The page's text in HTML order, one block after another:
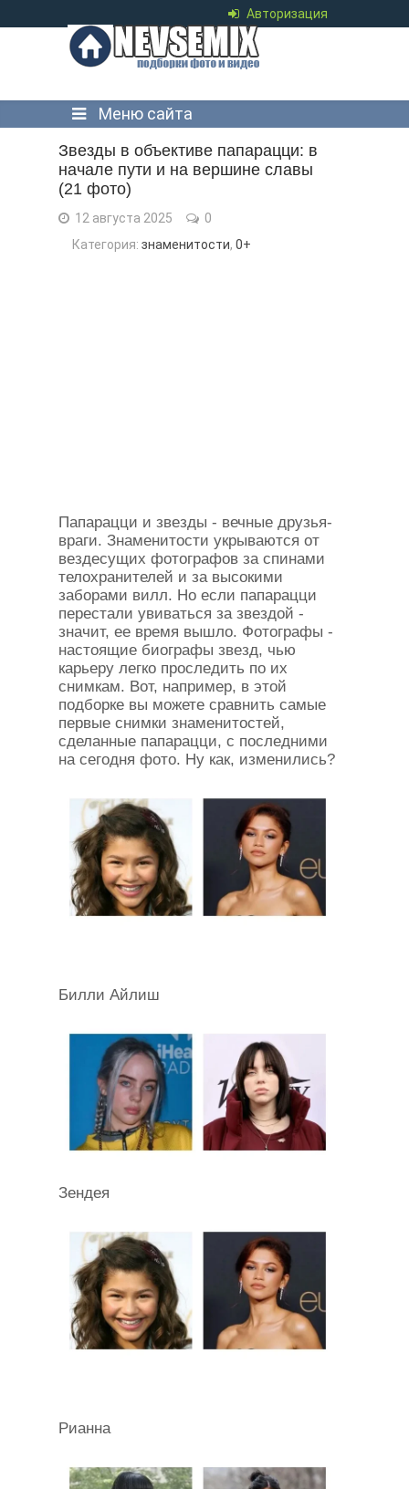
Авторизация
Меню сайта
Звезды в объективе папарацци: в
начале пути и на вершине славы
(21 фото)
12 августа 2025
0
Категория: знаменитости, 0+
Папарацци и звезды - вечные друзья-
враги. Знаменитости укрываются от
вездесущих фотографов за спинами
телохранителей и за высокими
заборами вилл. Но если папарацци
перестали увиваться за звездой -
значит, ее время вышло. Фотографы -
настоящие биографы звезд, чью
карьеру легко проследить по их
снимкам. Вот, например, в этой
подборке вы можете сравнить самые
первые снимки знаменитостей,
сделанные папарацци, с последними
на сегодня фото. Ну как, изменились?
Билли Айлиш
Зендея
Рианна